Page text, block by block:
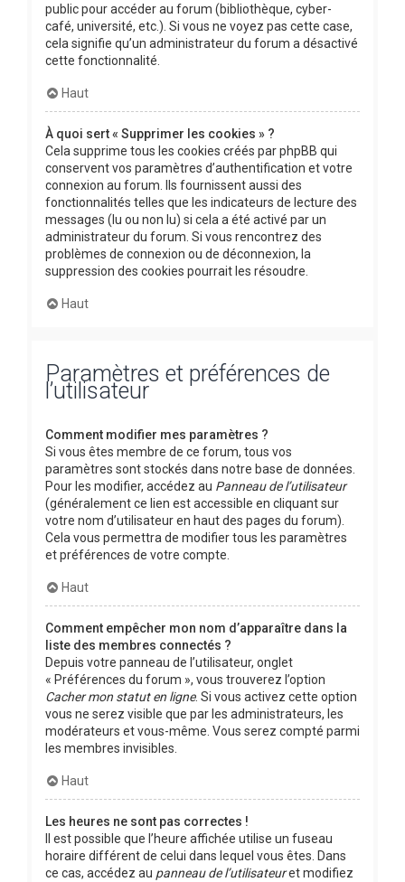
public pour accéder au forum (bibliothèque, cyber-
café, université, etc.). Si vous ne voyez pas cette case,
cela signifie qu’un administrateur du forum a désactivé
cette fonctionnalité.
Haut
À quoi sert « Supprimer les cookies » ?
Cela supprime tous les cookies créés par phpBB qui
conservent vos paramètres d’authentification et votre
connexion au forum. Ils fournissent aussi des
fonctionnalités telles que les indicateurs de lecture des
messages (lu ou non lu) si cela a été activé par un
administrateur du forum. Si vous rencontrez des
problèmes de connexion ou de déconnexion, la
suppression des cookies pourrait les résoudre.
Haut
Paramètres et préférences de
l’utilisateur
Comment modifier mes paramètres ?
Si vous êtes membre de ce forum, tous vos
paramètres sont stockés dans notre base de données.
Pour les modifier, accédez au Panneau de l’utilisateur
(généralement ce lien est accessible en cliquant sur
votre nom d’utilisateur en haut des pages du forum).
Cela vous permettra de modifier tous les paramètres
et préférences de votre compte.
Haut
Comment empêcher mon nom d’apparaître dans la
liste des membres connectés ?
Depuis votre panneau de l’utilisateur, onglet
« Préférences du forum », vous trouverez l’option
Cacher mon statut en ligne. Si vous activez cette option
vous ne serez visible que par les administrateurs, les
modérateurs et vous-même. Vous serez compté parmi
les membres invisibles.
Haut
Les heures ne sont pas correctes !
Il est possible que l’heure affichée utilise un fuseau
horaire différent de celui dans lequel vous êtes. Dans
ce cas, accédez au panneau de l’utilisateuret modifiez